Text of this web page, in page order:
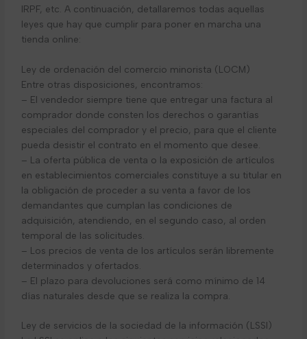
IRPF, etc. A continuación, detallaremos todas aquellas
leyes que hay que cumplir para poner en marcha una
tienda online:
Ley de ordenación del comercio minorista (LOCM)
Entre otras disposiciones, encontramos:
– El vendedor siempre tiene que entregar una factura al
comprador donde consten los derechos o garantías
especiales del comprador y el precio, para que el cliente
pueda desistir el contrato en el momento que desee.
– La oferta pública de venta o la exposición de artículos
en establecimientos comerciales constituye a su titular en
la obligación de proceder a su venta a favor de los
demandantes que cumplan las condiciones de
adquisición, atendiendo, en el segundo caso, al orden
temporal de las solicitudes.
– Los precios de venta de los artículos serán libremente
determinados y ofertados.
– El plazo para devoluciones será como mínimo de 14
días naturales desde que se realiza la compra.
Ley de servicios de la sociedad de la información (LSSI)